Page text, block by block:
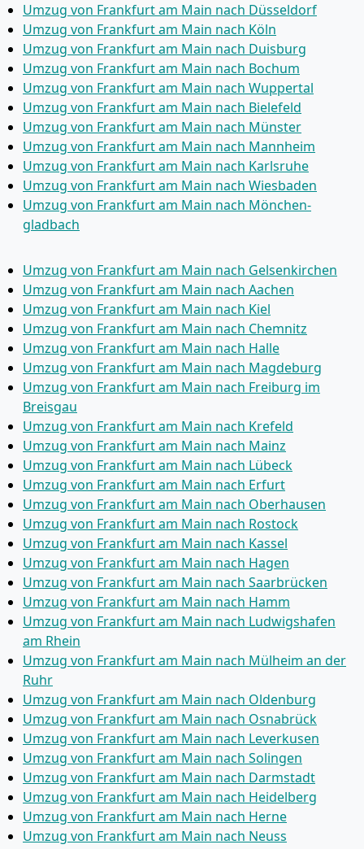
Umzug von Frankfurt am Main nach Düsseldorf
Umzug von Frankfurt am Main nach Köln
Umzug von Frankfurt am Main nach Duisburg
Umzug von Frankfurt am Main nach Bochum
Umzug von Frankfurt am Main nach Wuppertal
Umzug von Frankfurt am Main nach Bielefeld
Umzug von Frankfurt am Main nach Münster
Umzug von Frankfurt am Main nach Mannheim
Umzug von Frankfurt am Main nach Karlsruhe
Umzug von Frankfurt am Main nach Wiesbaden
Umzug von Frankfurt am Main nach Mönchen­
gladbach
Umzug von Frankfurt am Main nach Gelsenkirchen
Umzug von Frankfurt am Main nach Aachen
Umzug von Frankfurt am Main nach Kiel
Umzug von Frankfurt am Main nach Chemnitz
Umzug von Frankfurt am Main nach Halle
Umzug von Frankfurt am Main nach Magdeburg
Umzug von Frankfurt am Main nach Freiburg im
Breisgau
Umzug von Frankfurt am Main nach Krefeld
Umzug von Frankfurt am Main nach Mainz
Umzug von Frankfurt am Main nach Lübeck
Umzug von Frankfurt am Main nach Erfurt
Umzug von Frankfurt am Main nach Oberhausen
Umzug von Frankfurt am Main nach Rostock
Umzug von Frankfurt am Main nach Kassel
Umzug von Frankfurt am Main nach Hagen
Umzug von Frankfurt am Main nach Saarbrücken
Umzug von Frankfurt am Main nach Hamm
Umzug von Frankfurt am Main nach Ludwigshafen
am Rhein
Umzug von Frankfurt am Main nach Mülheim an der
Ruhr
Umzug von Frankfurt am Main nach Oldenburg
Umzug von Frankfurt am Main nach Osnabrück
Umzug von Frankfurt am Main nach Leverkusen
Umzug von Frankfurt am Main nach Solingen
Umzug von Frankfurt am Main nach Darmstadt
Umzug von Frankfurt am Main nach Heidelberg
Umzug von Frankfurt am Main nach Herne
Umzug von Frankfurt am Main nach Neuss